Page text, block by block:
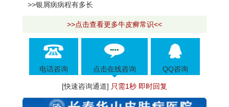
>>银屑病病程有多长
>>点击查看更多牛皮癣常识<<
电话咨询 点击在线咨询 QQ咨询
[快速咨询通道] 只需1秒 即时回复